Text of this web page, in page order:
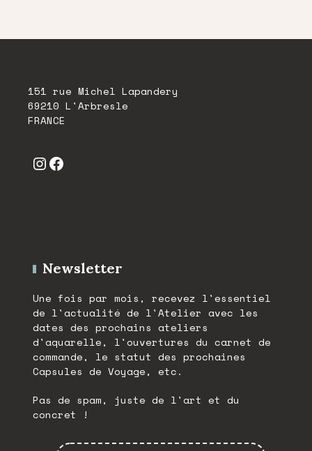
151 rue Michel Lapandery
69210 L'Arbresle
FRANCE
Instagram Facebook
Newsletter
Une fois par mois, recevez l'essentiel
de l'actualité de l'Atelier avec les
dates des prochains ateliers
d'aquarelle, l'ouvertures du carnet de
commande, le statut des prochaines
Capsules de Voyage, etc.
Pas de spam, juste de l'art et du
concret !